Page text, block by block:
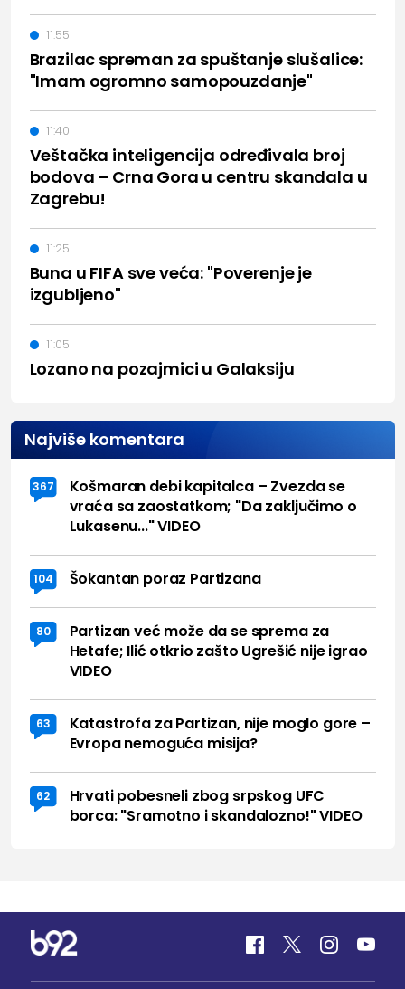
Brazilac spreman za spuštanje slušalice:
"Imam ogromno samopouzdanje"
11:55
Veštačka inteligencija određivala broj
bodova – Crna Gora u centru skandala u
Zagrebu!
11:40
Buna u FIFA sve veća: "Poverenje je
izgubljeno"
11:25
Lozano na pozajmici u Galaksiju
11:05
Najviše komentara
367
Košmaran debi kapitalca – Zvezda se
vraća sa zaostatkom; "Da zaključimo o
Lukasenu..." VIDEO
104 Šokantan poraz Partizana
80
Partizan već može da se sprema za
Hetafe; Ilić otkrio zašto Ugrešić nije igrao
VIDEO
63
Katastrofa za Partizan, nije moglo gore –
Evropa nemoguća misija?
62
Hrvati pobesneli zbog srpskog UFC
borca: "Sramotno i skandalozno!" VIDEO